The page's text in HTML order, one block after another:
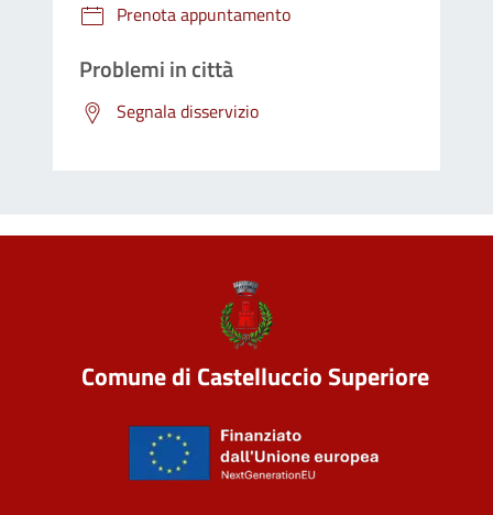
Prenota appuntamento
Problemi in città
Segnala disservizio
Comune di Castelluccio Superiore